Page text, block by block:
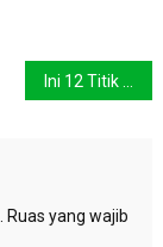
Ruas yang wajib